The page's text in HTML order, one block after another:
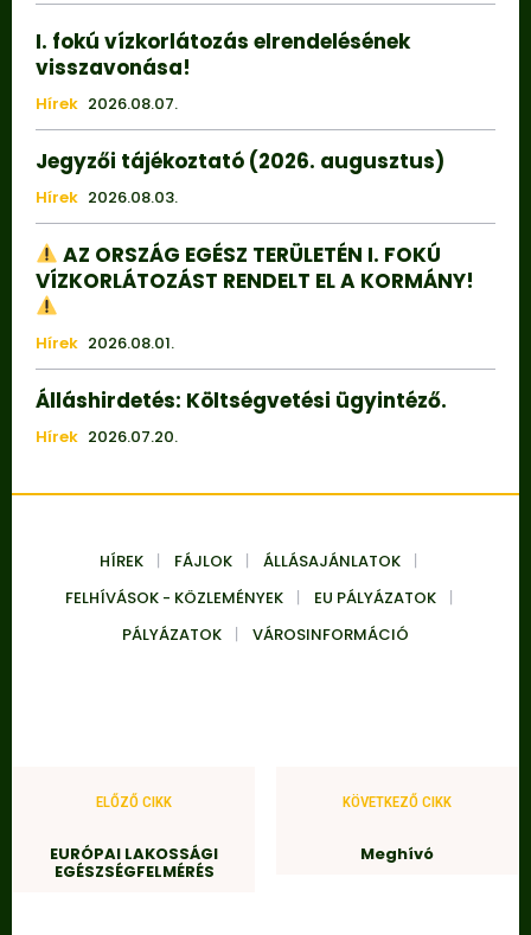
I. fokú vízkorlátozás elrendelésének
visszavonása!
Hírek 2026.08.07.
Jegyzői tájékoztató (2026. augusztus)
Hírek 2026.08.03.
AZ ORSZÁG EGÉSZ TERÜLETÉN I. FOKÚ
VÍZKORLÁTOZÁST RENDELT EL A KORMÁNY!
Hírek 2026.08.01.
Álláshirdetés: Költségvetési ügyintéző.
Hírek 2026.07.20.
HÍREK FÁJLOK
ÁLLÁSAJÁNLATOK
FELHÍVÁSOK - KÖZLEMÉNYEK
EU PÁLYÁZATOK
PÁLYÁZATOK
VÁROSINFORMÁCIÓ
ELŐZŐ CIKK
EURÓPAI LAKOSSÁGI
EGÉSZSÉGFELMÉRÉS
KÖVETKEZŐ CIKK
Meghívó